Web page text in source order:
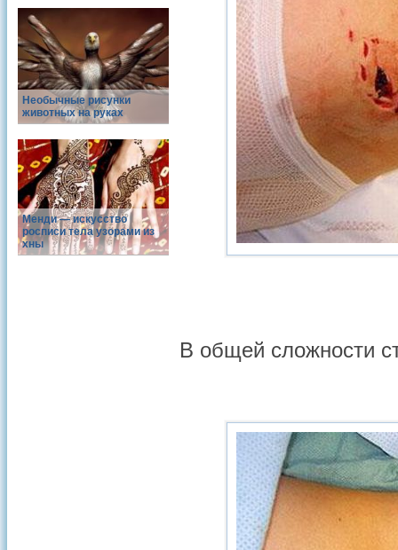
Необычные рисунки
животных на руках
Менди — искусство
росписи тела узорами из
хны
В общей сложности